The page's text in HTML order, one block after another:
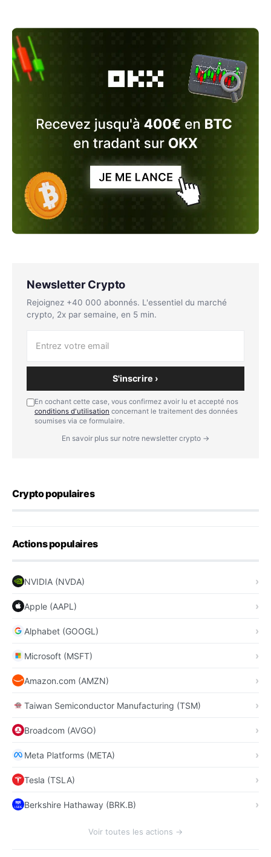
Newsletter Crypto
Rejoignez +40 000 abonnés. L'essentiel du marché
crypto, 2x par semaine, en 5 min.
S'inscrire ›
En cochant cette case, vous confirmez avoir lu et accepté nos
conditions d'utilisation concernant le traitement des données
soumises via ce formulaire.
En savoir plus sur notre newsletter crypto →
Crypto populaires
Actions populaires
NVIDIA (NVDA)
Apple (AAPL)
Alphabet (GOOGL)
Microsoft (MSFT)
Amazon.com (AMZN)
Taiwan Semiconductor Manufacturing (TSM)
Broadcom (AVGO)
Meta Platforms (META)
Tesla (TSLA)
Berkshire Hathaway (BRK.B)
Voir toutes les actions →